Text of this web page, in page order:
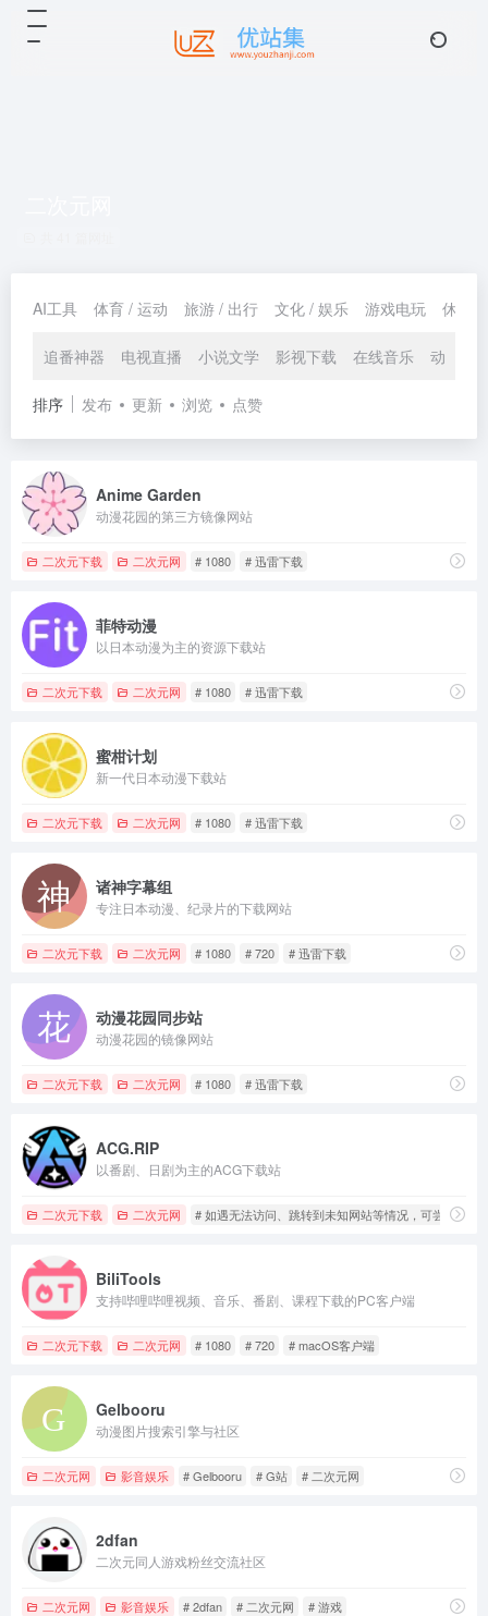
AI工具 体育 / 运动 旅游 / 出行 文化 / 娱乐 游戏电玩 休闲 /
追番神器 电视直播 小说文学 影视下载 在线音乐 动漫网
排序 发布 更新 浏览 点赞
Anime Garden
动漫花园的第三方镜像网站
二次元下载 二次元网 # 1080 # 迅雷下载
菲特动漫
以日本动漫为主的资源下载站
二次元下载 二次元网 # 1080 # 迅雷下载
蜜柑计划
新一代日本动漫下载站
二次元下载 二次元网 # 1080 # 迅雷下载
诸神字幕组
专注日本动漫、纪录片的下载网站
二次元下载 二次元网 # 1080 # 720 # 迅雷下载
动漫花园同步站
动漫花园的镜像网站
二次元下载 二次元网 # 1080 # 迅雷下载
ACG.RIP
以番剧、日剧为主的ACG下载站
二次元下载 二次元网 # 如遇无法访问、跳转到未知网站等情况，可尝试更
BiliTools
支持哔哩哔哩视频、音乐、番剧、课程下载的PC客户端
二次元下载 二次元网 # 1080 # 720 # macOS客户端
Gelbooru
动漫图片搜索引擎与社区
二次元网 影音娱乐 # Gelbooru # G站 # 二次元网
2dfan
二次元同人游戏粉丝交流社区
二次元网 影音娱乐 # 2dfan # 二次元网 # 游戏